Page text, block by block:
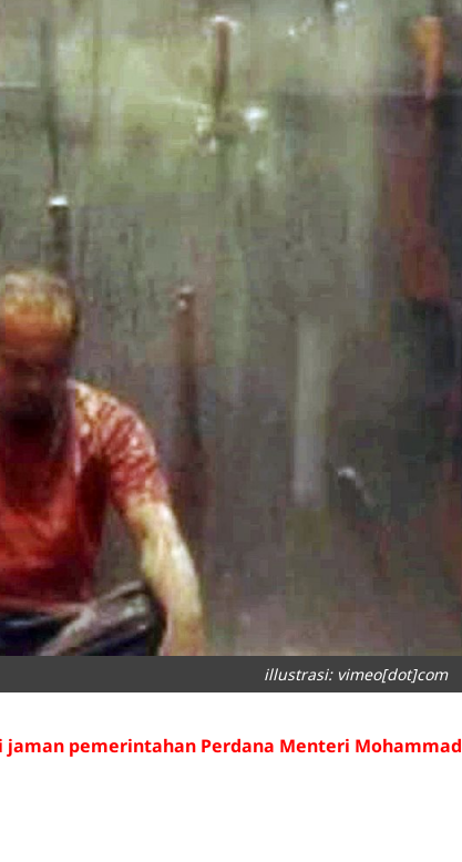
illustrasi: vimeo[dot]com
jaman pemerintahan Perdana Menteri